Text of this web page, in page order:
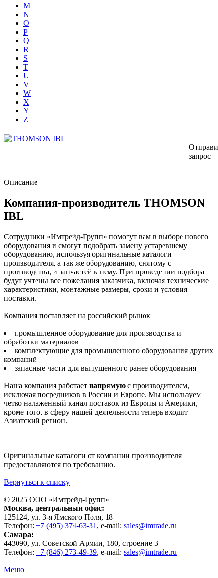
M
N
O
P
Q
R
S
T
U
V
W
X
Y
Z
запрос
Описание
Компания-производитель THOMSON
IBL
Сотрудники «Имтрейд-Групп» помогут вам в выборе нового
оборудования и смогут подобрать замену устаревшему
оборудованию, используя оригинальные каталоги
производителя, а так же оборудованию, снятому с
производства, и запчастей к нему. При проведении подбора
будут учтены все пожелания заказчика, включая технические
характеристики, монтажные размеры, сроки и условия
поставки.
Компания поставляет на российский рынок
промышленное оборудование для производства и
обработки материалов
комплектующие для промышленного оборудования других
компаний
запасные части для выпущенного ранее оборудования
Наша компания работает напрямую с производителем,
исключая посредников в России и Европе. Мы используем
четко налаженный канал поставок из Европы и Америки,
кроме того, в сферу нашей деятельности теперь входит
Азиатский регион.
Оригинальные каталоги от компании производителя
предоставляются по требованию.
Вернуться к списку
© 2025 ООО «Имтрейд-Групп»
Москва, центральный офис:
125124, ул. 3-я Ямского Поля, 18
Телефон: +7 (495) 374-63-31 , e-mail: sales@imtrade.ru
Самара:
443090, ул. Советской Армии, 180, строение 3
Телефон: +7 (846) 273-49-39, e-mail: sales@imtrade.ru
Меню